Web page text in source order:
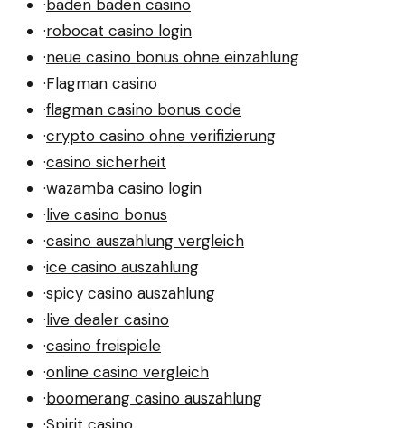
·baden baden casino
·robocat casino login
·neue casino bonus ohne einzahlung
·Flagman casino
·flagman casino bonus code
·crypto casino ohne verifizierung
·casino sicherheit
·wazamba casino login
·live casino bonus
·casino auszahlung vergleich
·ice casino auszahlung
·spicy casino auszahlung
·live dealer casino
·casino freispiele
·online casino vergleich
·boomerang casino auszahlung